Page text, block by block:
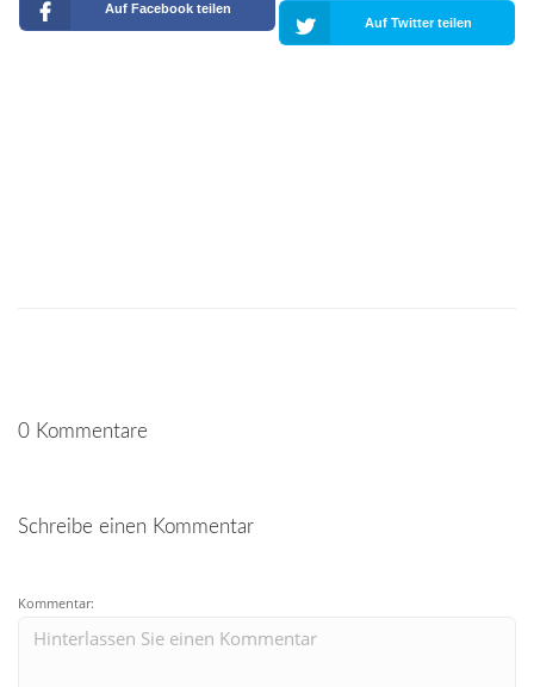
Auf Facebook teilen
Auf Twitter teilen
0 Kommentare
Schreibe einen Kommentar
Kommentar: